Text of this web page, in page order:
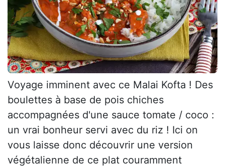
Voyage imminent avec ce Malai Kofta ! Des
boulettes à base de pois chiches
accompagnées d'une sauce tomate / coco :
un vrai bonheur servi avec du riz ! Ici on
vous laisse donc découvrir une version
végétalienne de ce plat couramment